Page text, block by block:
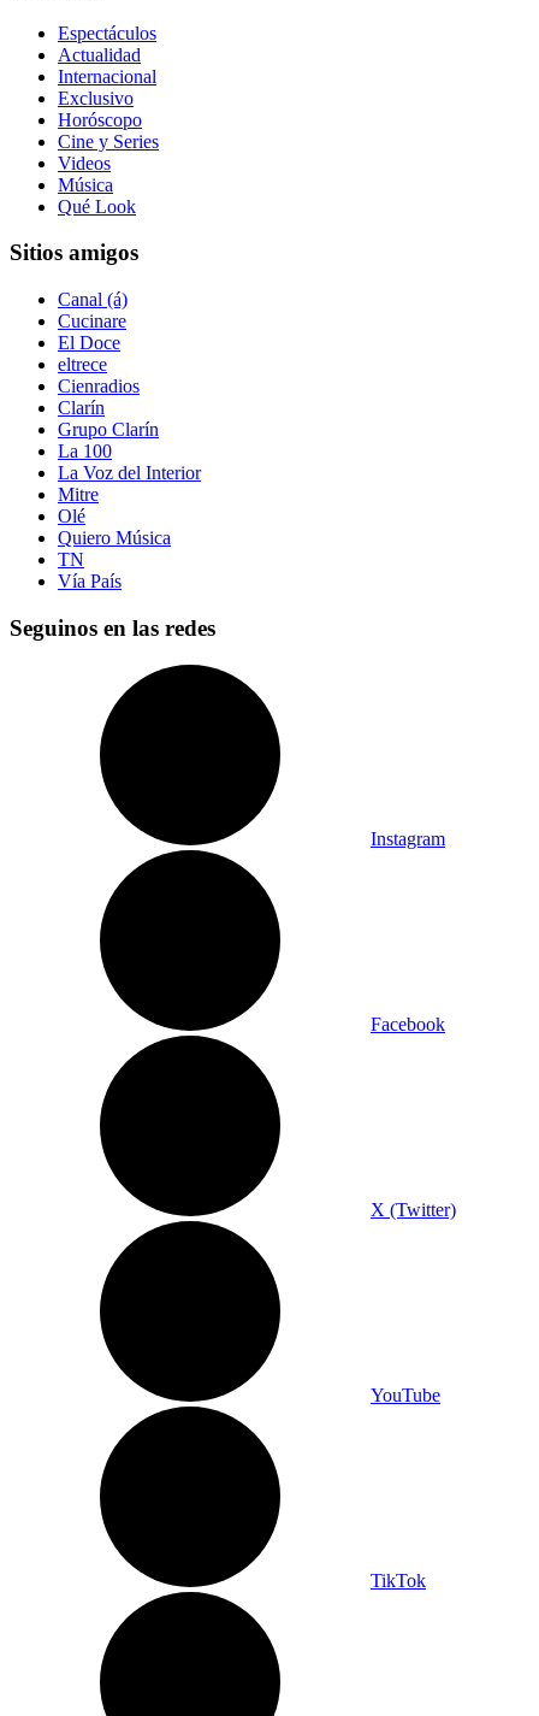
Espectáculos
Actualidad
Internacional
Exclusivo
Horóscopo
Cine y Series
Videos
Música
Qué Look
Sitios amigos
Canal (á)
Cucinare
El Doce
eltrece
Cienradios
Clarín
Grupo Clarín
La 100
La Voz del Interior
Mitre
Olé
Quiero Música
TN
Vía País
Seguinos en las redes
Instagram
Facebook
X (Twitter)
YouTube
TikTok